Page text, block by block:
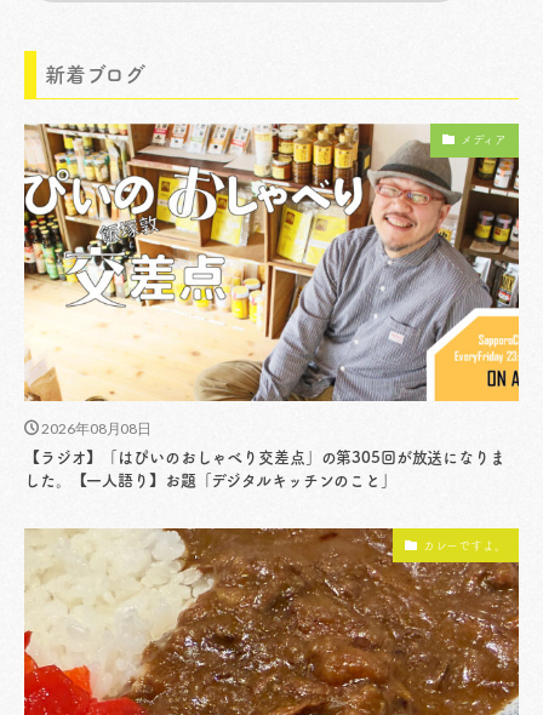
新着ブログ
メディア
2026年08月08日
【ラジオ】「はぴいのおしゃべり交差点」の第305回が放送になりま
した。【一人語り】お題「デジタルキッチンのこと」
カレーですよ。